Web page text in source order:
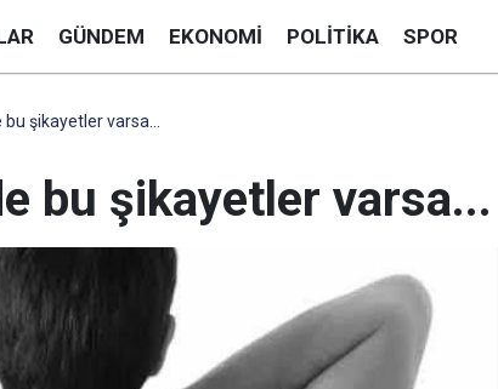
GÜNDEM EKONOMI POLITIKA SPOR
şikayetler varsa...
bu şikayetler varsa...